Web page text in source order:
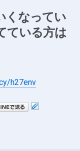
くなってい
ている方は
h27env